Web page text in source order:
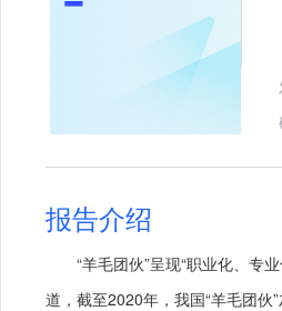
报告介绍
“羊毛团伙”呈现“职业化、专
道，截至2020年，我国“羊毛团